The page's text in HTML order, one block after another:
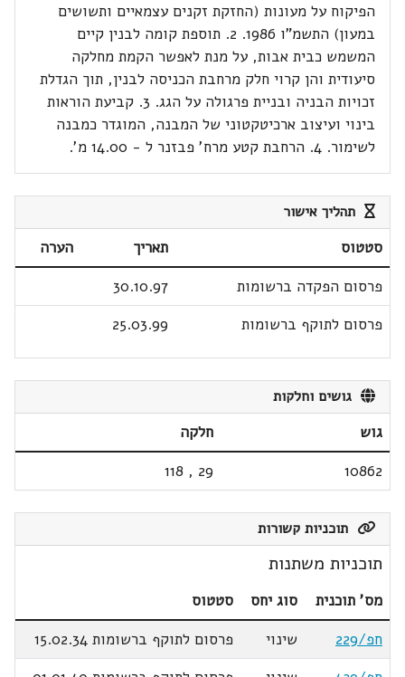
הפיקוח על מעונות (החזקת זקנים עצמאיים ותשושים
במעון) התשמ"ו 1986. 2. תוספת קומה לבנין קיים
המשמש כבית אבות, על מנת לאפשר הקמת מחלקה
סיעודית והן קרוי חלק מרחבת הכניסה לבנין, תוך הגדלת
זכויות הבניה ובניית פרגולה על הגג. 3. קביעת הוראות
בינוי ועיצוב ארכיטקטוני של המבנה, המוגדר כמבנה
לשימור. 4. הרחבת קטע מרח' פבזנר ל - 14.00 מ'.
תהליך אישור
סטטוס תאריך
הערה
פרסום הפקדה ברשומות
30.10.97
פרסום לתוקף ברשומות
25.03.99
גושים וחלקות
גוש
חלקה
10862
29
,
118
תוכניות קשורות
תוכניות משתנות
מס' תוכנית סוג יחס
סטטוס
חפ/229
שינוי
פרסום לתוקף ברשומות 15.02.34